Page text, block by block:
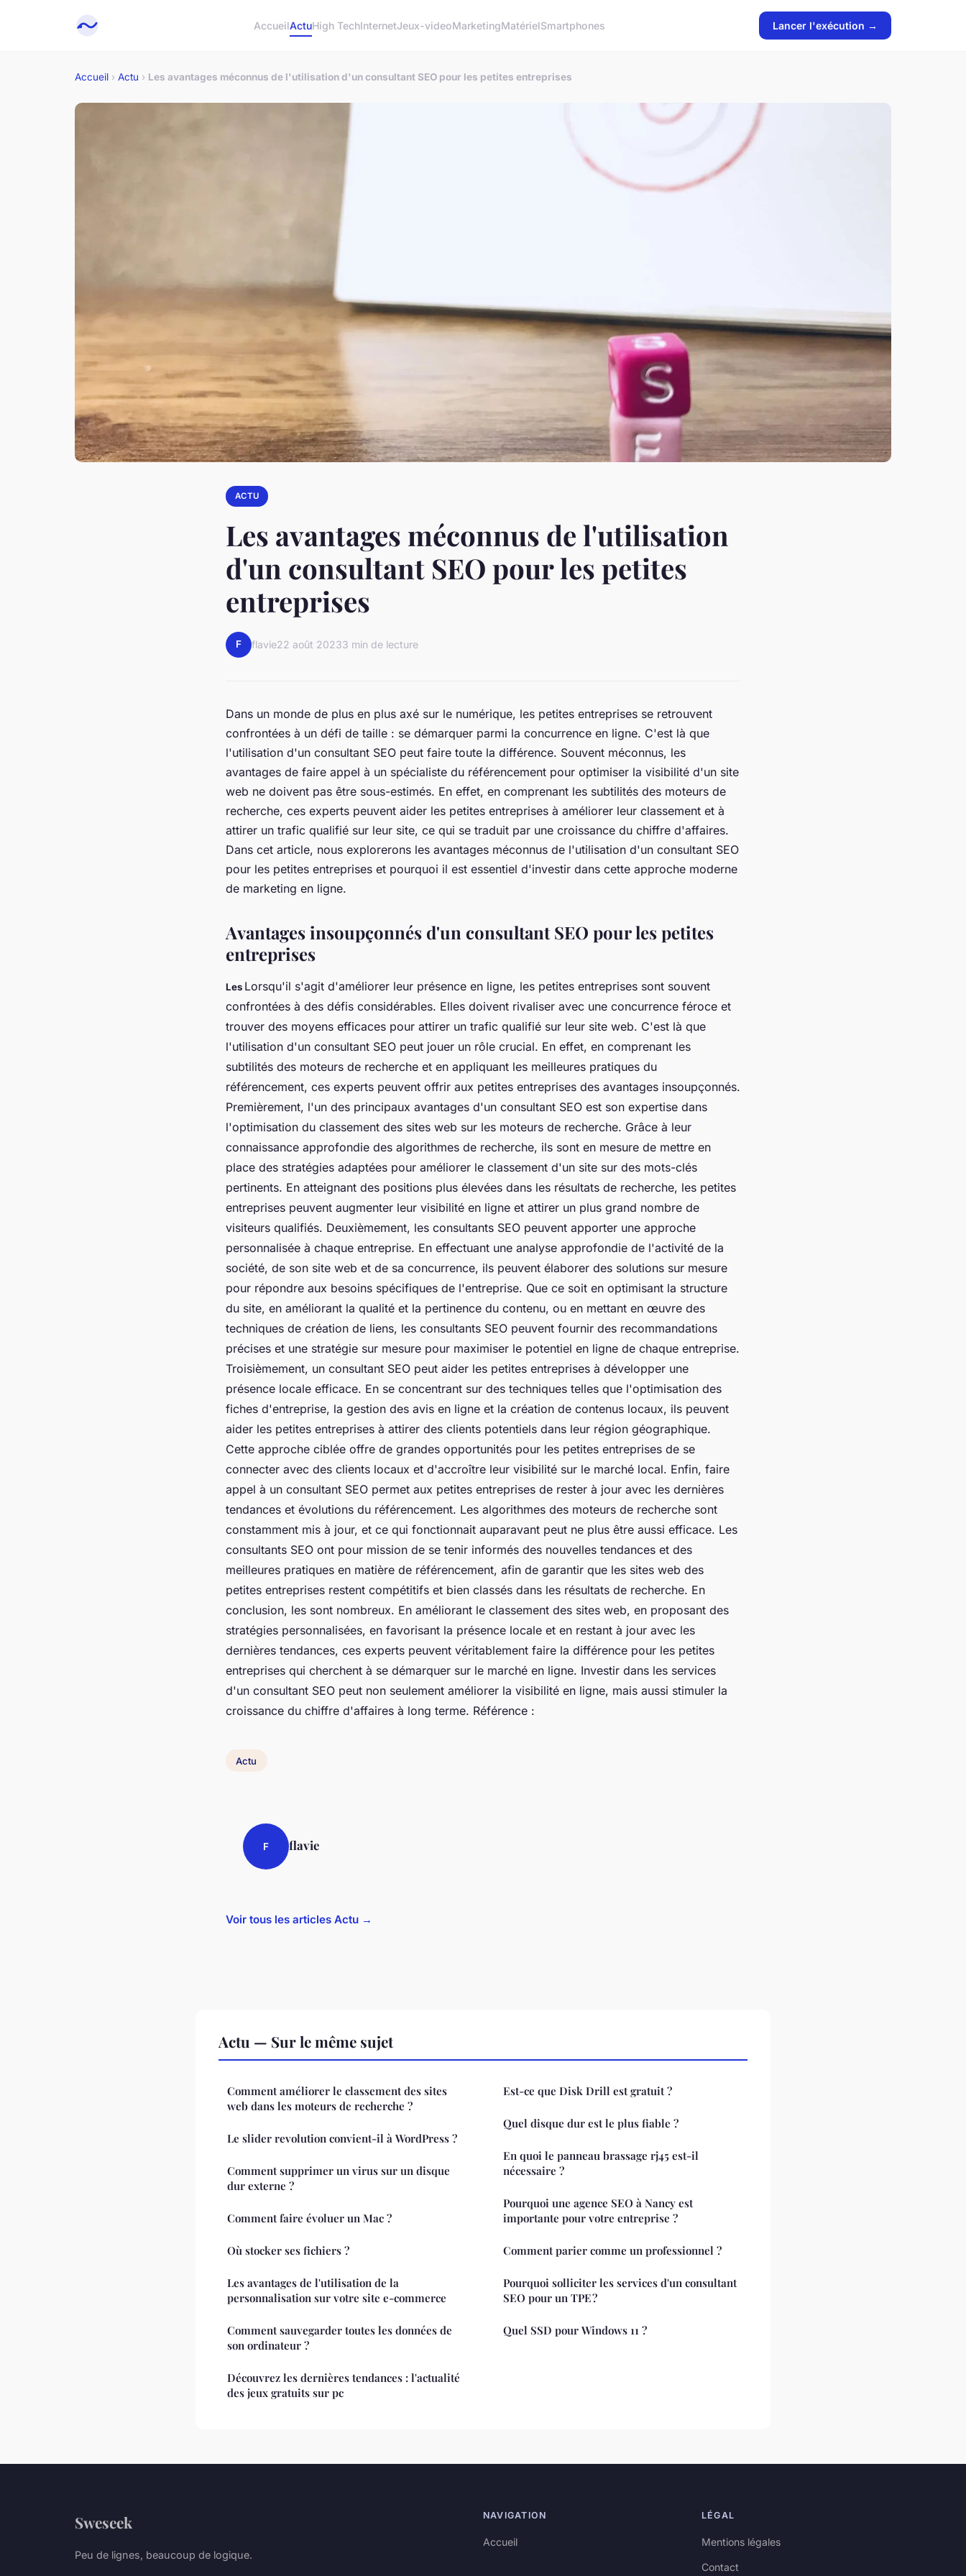
AccueilActuHigh TechInternetJeux-videoMarketingMatérielSmartphones Lancer l'exécution →
Accueil › Actu › Les avantages méconnus de l'utilisation d'un consultant SEO pour les petites entreprises
ACTU
Les avantages méconnus de l'utilisation
d'un consultant SEO pour les petites
entreprises
F flavie22 août 20233 min de lecture
Dans un monde de plus en plus axé sur le numérique, les petites entreprises se retrouvent
confrontées à un défi de taille : se démarquer parmi la concurrence en ligne. C'est là que
l'utilisation d'un consultant SEO peut faire toute la différence. Souvent méconnus, les
avantages de faire appel à un spécialiste du référencement pour optimiser la visibilité d'un site
web ne doivent pas être sous-estimés. En effet, en comprenant les subtilités des moteurs de
recherche, ces experts peuvent aider les petites entreprises à améliorer leur classement et à
attirer un trafic qualifié sur leur site, ce qui se traduit par une croissance du chiffre d'affaires.
Dans cet article, nous explorerons les avantages méconnus de l'utilisation d'un consultant SEO
pour les petites entreprises et pourquoi il est essentiel d'investir dans cette approche moderne
de marketing en ligne.
Avantages insoupçonnés d'un consultant SEO pour les petites
entreprises
Les Lorsqu'il s'agit d'améliorer leur présence en ligne, les petites entreprises sont souvent
confrontées à des défis considérables. Elles doivent rivaliser avec une concurrence féroce et
trouver des moyens efficaces pour attirer un trafic qualifié sur leur site web. C'est là que
l'utilisation d'un consultant SEO peut jouer un rôle crucial. En effet, en comprenant les
subtilités des moteurs de recherche et en appliquant les meilleures pratiques du
référencement, ces experts peuvent offrir aux petites entreprises des avantages insoupçonnés.
Premièrement, l'un des principaux avantages d'un consultant SEO est son expertise dans
l'optimisation du classement des sites web sur les moteurs de recherche. Grâce à leur
connaissance approfondie des algorithmes de recherche, ils sont en mesure de mettre en
place des stratégies adaptées pour améliorer le classement d'un site sur des mots-clés
pertinents. En atteignant des positions plus élevées dans les résultats de recherche, les petites
entreprises peuvent augmenter leur visibilité en ligne et attirer un plus grand nombre de
visiteurs qualifiés. Deuxièmement, les consultants SEO peuvent apporter une approche
personnalisée à chaque entreprise. En effectuant une analyse approfondie de l'activité de la
société, de son site web et de sa concurrence, ils peuvent élaborer des solutions sur mesure
pour répondre aux besoins spécifiques de l'entreprise. Que ce soit en optimisant la structure
du site, en améliorant la qualité et la pertinence du contenu, ou en mettant en œuvre des
techniques de création de liens, les consultants SEO peuvent fournir des recommandations
précises et une stratégie sur mesure pour maximiser le potentiel en ligne de chaque entreprise.
Troisièmement, un consultant SEO peut aider les petites entreprises à développer une
présence locale efficace. En se concentrant sur des techniques telles que l'optimisation des
fiches d'entreprise, la gestion des avis en ligne et la création de contenus locaux, ils peuvent
aider les petites entreprises à attirer des clients potentiels dans leur région géographique.
Cette approche ciblée offre de grandes opportunités pour les petites entreprises de se
connecter avec des clients locaux et d'accroître leur visibilité sur le marché local. Enfin, faire
appel à un consultant SEO permet aux petites entreprises de rester à jour avec les dernières
tendances et évolutions du référencement. Les algorithmes des moteurs de recherche sont
constamment mis à jour, et ce qui fonctionnait auparavant peut ne plus être aussi efficace. Les
consultants SEO ont pour mission de se tenir informés des nouvelles tendances et des
meilleures pratiques en matière de référencement, afin de garantir que les sites web des
petites entreprises restent compétitifs et bien classés dans les résultats de recherche. En
conclusion, les sont nombreux. En améliorant le classement des sites web, en proposant des
stratégies personnalisées, en favorisant la présence locale et en restant à jour avec les
dernières tendances, ces experts peuvent véritablement faire la différence pour les petites
entreprises qui cherchent à se démarquer sur le marché en ligne. Investir dans les services
d'un consultant SEO peut non seulement améliorer la visibilité en ligne, mais aussi stimuler la
croissance du chiffre d'affaires à long terme. Référence :
Actu
F flavie
Voir tous les articles Actu →
Actu — Sur le même sujet
Comment améliorer le classement des sites
web dans les moteurs de recherche ?
Le slider revolution convient-il à WordPress ?
Comment supprimer un virus sur un disque
dur externe ?
Comment faire évoluer un Mac ?
Où stocker ses fichiers ?
Les avantages de l'utilisation de la
personnalisation sur votre site e-commerce
Comment sauvegarder toutes les données de
son ordinateur ?
Découvrez les dernières tendances : l'actualité
des jeux gratuits sur pc
Est-ce que Disk Drill est gratuit ?
Quel disque dur est le plus fiable ?
En quoi le panneau brassage rj45 est-il
nécessaire ?
Pourquoi une agence SEO à Nancy est
importante pour votre entreprise ?
Comment parier comme un professionnel ?
Pourquoi solliciter les services d'un consultant
SEO pour un TPE ?
Quel SSD pour Windows 11 ?
Sweseek
Peu de lignes, beaucoup de logique.
NAVIGATION
Accueil
LÉGAL
Mentions légales
Contact